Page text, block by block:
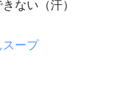
ない（汗）
ープ